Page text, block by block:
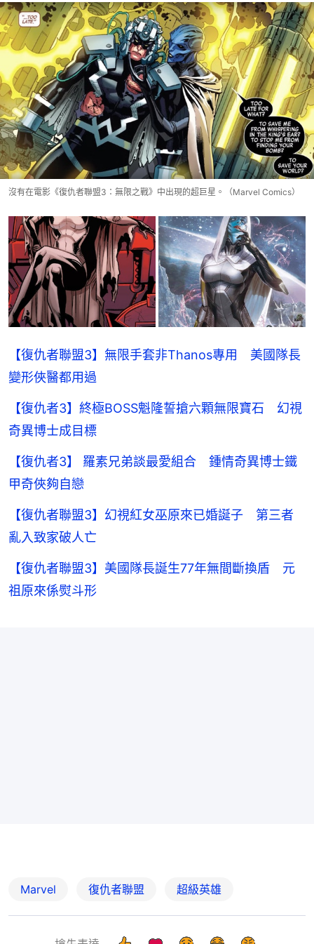
沒有在電影《復仇者聯盟3：無限之戰》中出現的超巨星。（Marvel Comics）
【復仇者聯盟3】無限手套非Thanos專用 美國隊長
變形俠醫都用過
【復仇者3】終極BOSS魁隆誓搶六顆無限寶石 幻視
奇異博士成目標
【復仇者3】 羅素兄弟談最愛組合 鍾情奇異博士鐵
甲奇俠夠自戀
【復仇者聯盟3】幻視紅女巫原來已婚誕子 第三者
亂入致家破人亡
【復仇者聯盟3】美國隊長誕生77年無間斷換盾 元
祖原來係熨斗形
Marvel 復仇者聯盟 超級英雄